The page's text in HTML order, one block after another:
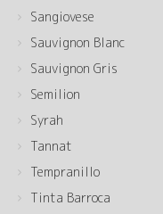
Sangiovese
Sauvignon Blanc
Sauvignon Gris
Semilion
Syrah
Tannat
Tempranillo
Tinta Barroca